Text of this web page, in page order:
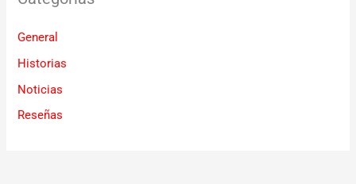
General
Historias
Noticias
Reseñas